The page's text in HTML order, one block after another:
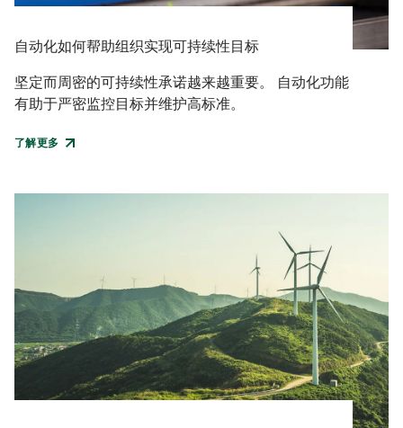
自动化如何帮助组织实现可持续性目标
坚定而周密的可持续性承诺越来越重要。 自动化功能
有助于严密监控目标并维护高标准。
了解更多